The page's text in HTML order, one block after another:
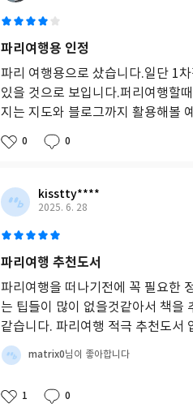
파리여행용 인정
파리 여행용으로 샀습니다.일단 1
있을 것으로 보입니다.퍼리여행할
지는 지도와 블로그까지 활용해볼
0 0
kisstty****
2025. 6. 28
파리여행 추천도서
파리여행을 떠나기전에 꼭 필요한
는 팁들이 많이 없을것같아서 책을
같습니다. 파리여행 적극 추천도서
matrix0님이 좋아합니다
1 0